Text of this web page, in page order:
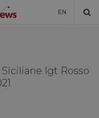
EN
Igt Rosso